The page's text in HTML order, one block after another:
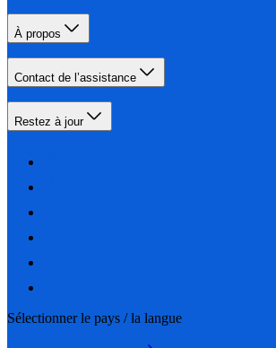
À propos
Contact de l’assistance
Restez à jour
Sélectionner le pays / la langue